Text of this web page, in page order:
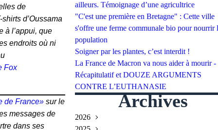
de
d’Oussama
à l’appui, que
endroits où ni
Fox
de France» sur le
messages de
dans ses
ailleurs. Témoignage d’une agricultrice
"C'est une première en Bretagne" : Cette ville
s'offre une ferme communale bio pour nourrir
population
Soigner par les plantes, c’est interdit !
La France de Macron va nous aider à mourir -
Récapitulatif et DOUZE ARGUMENTS
CONTRE L’EUTHANASIE
Archives
2026